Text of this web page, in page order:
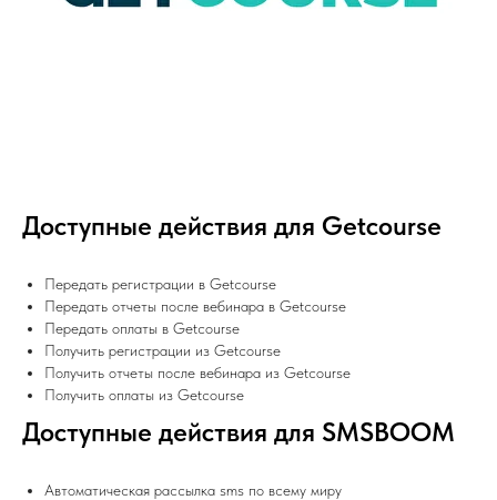
Доступные действия для Getcourse
Передать регистрации в Getcourse
Передать отчеты после вебинара в Getcourse
Передать оплаты в Getcourse
Получить регистрации из Getcourse
Получить отчеты после вебинара из Getcourse
Получить оплаты из Getcourse
Доступные действия для SMSBOOM
Автоматическая рассылка sms по всему миру